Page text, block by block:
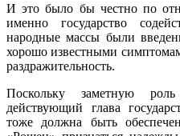
И это было бы честно по
именно государство
народные массы были
хорошо известными
раздражительность.
Поскольку заметную
действующий глава
тоже должна быть